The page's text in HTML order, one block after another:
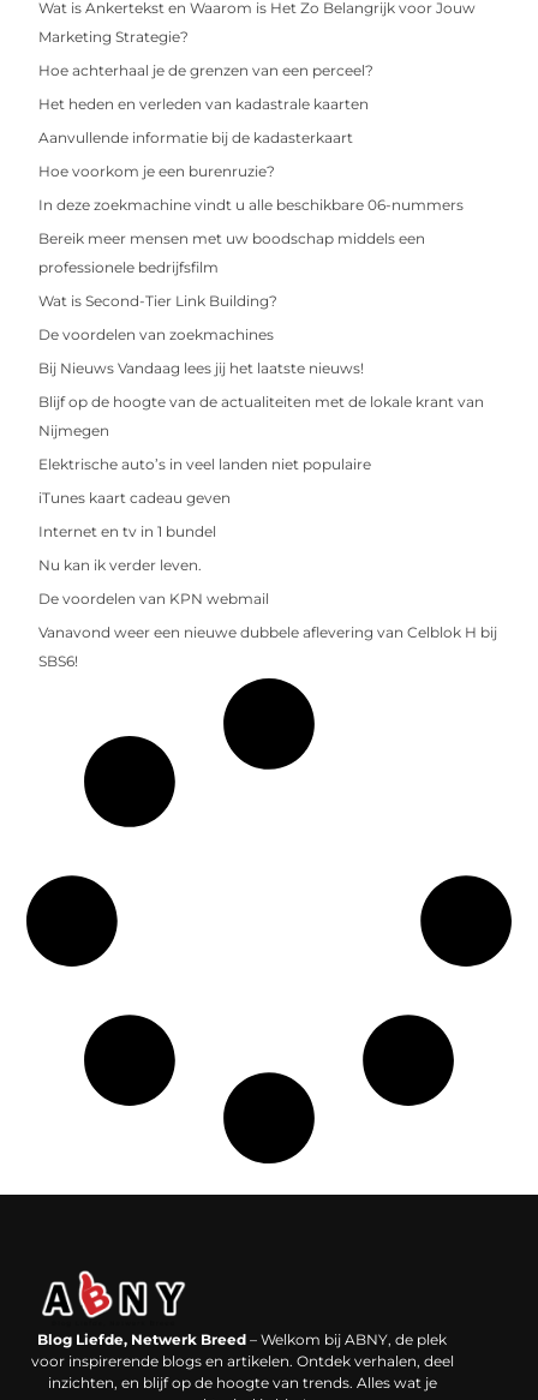
Wat is Ankertekst en Waarom is Het Zo Belangrijk voor Jouw
Marketing Strategie?
Hoe achterhaal je de grenzen van een perceel?
Het heden en verleden van kadastrale kaarten
Aanvullende informatie bij de kadasterkaart
Hoe voorkom je een burenruzie?
In deze zoekmachine vindt u alle beschikbare 06-nummers
Bereik meer mensen met uw boodschap middels een
professionele bedrijfsfilm
Wat is Second-Tier Link Building?
De voordelen van zoekmachines
Bij Nieuws Vandaag lees jij het laatste nieuws!
Blijf op de hoogte van de actualiteiten met de lokale krant van
Nijmegen
Elektrische auto’s in veel landen niet populaire
iTunes kaart cadeau geven
Internet en tv in 1 bundel
Nu kan ik verder leven.
De voordelen van KPN webmail
Vanavond weer een nieuwe dubbele aflevering van Celblok H bij
SBS6!
Blog Liefde, Netwerk Breed – Welkom bij ABNY, de plek
voor inspirerende blogs en artikelen. Ontdek verhalen, deel
inzichten, en blijf op de hoogte van trends. Alles wat je